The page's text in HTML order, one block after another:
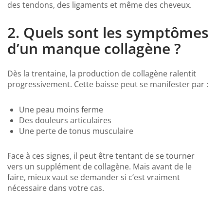
des tendons, des ligaments et même des cheveux.
2. Quels sont les symptômes
d’un manque collagène ?
Dès la trentaine, la production de collagène ralentit
progressivement. Cette baisse peut se manifester par :
Une peau moins ferme
Des douleurs articulaires
Une perte de tonus musculaire
Face à ces signes, il peut être tentant de se tourner
vers un supplément de collagène. Mais avant de le
faire, mieux vaut se demander si c’est vraiment
nécessaire dans votre cas.